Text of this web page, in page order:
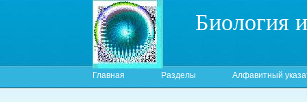
Биология
Главная Разделы Алфавитный